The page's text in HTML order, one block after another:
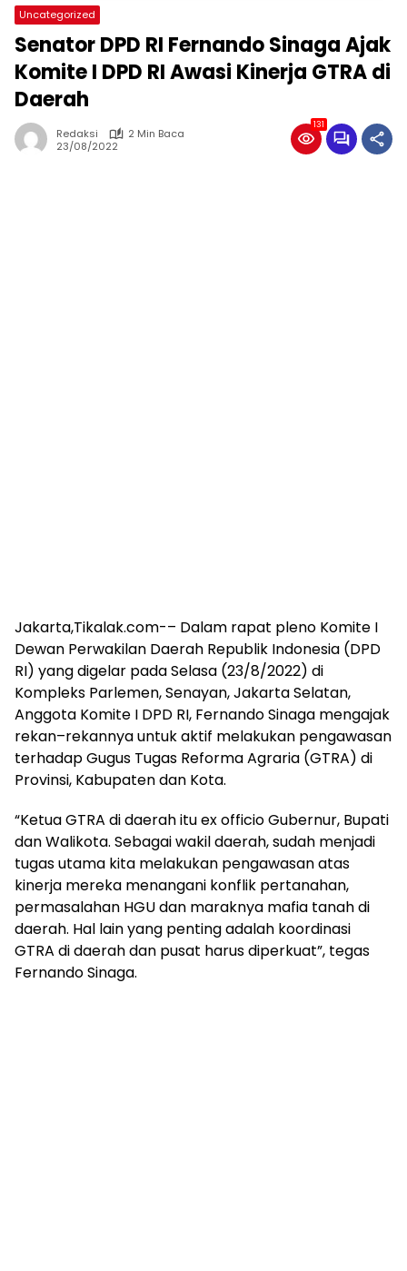
Uncategorized
Senator DPD RI Fernando Sinaga Ajak
Komite I DPD RI Awasi Kinerja GTRA di
Daerah
Redaksi
2 Min Baca
23/08/2022
131
Jakarta,Tikalak.com-– Dalam rapat pleno Komite I
Dewan Perwakilan Daerah Republik Indonesia (DPD
RI) yang digelar pada Selasa (23/8/2022) di
Kompleks Parlemen, Senayan, Jakarta Selatan,
Anggota Komite I DPD RI, Fernando Sinaga mengajak
rekan–rekannya untuk aktif melakukan pengawasan
terhadap Gugus Tugas Reforma Agraria (GTRA) di
Provinsi, Kabupaten dan Kota.
“Ketua GTRA di daerah itu ex officio Gubernur, Bupati
dan Walikota. Sebagai wakil daerah, sudah menjadi
tugas utama kita melakukan pengawasan atas
kinerja mereka menangani konflik pertanahan,
permasalahan HGU dan maraknya mafia tanah di
daerah. Hal lain yang penting adalah koordinasi
GTRA di daerah dan pusat harus diperkuat”, tegas
Fernando Sinaga.